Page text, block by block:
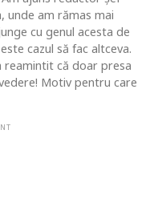
unde am rămas mai
cu genul acesta de
cazul să fac altceva.
reamintit că doar presa
Motiv pentru care